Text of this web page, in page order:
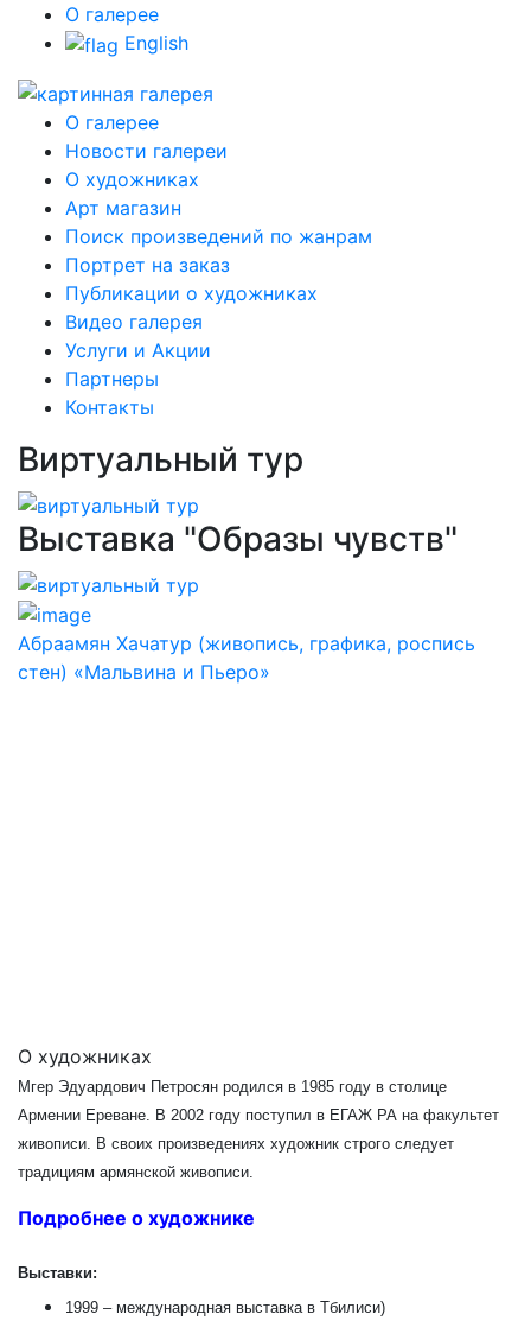
О галерее
English
О галерее
Новости галереи
О художниках
Арт магазин
Поиск произведений по жанрам
Портрет на заказ
Публикации о художниках
Видео галерея
Услуги и Акции
Партнеры
Контакты
Виртуальный тур
Выставка "Образы чувств"
Абраамян Хачатур (живопись, графика, роспись
стен) «Мальвина и Пьеро»
О художниках
Мгер Эдуардович Петросян родился в 1985 году в столице
Армении Ереване. В 2002 году поступил в ЕГАЖ РА на факультет
живописи. В своих произведениях художник строго следует
традициям армянской живописи.
Подробнее о художнике
Выставки:
1999 – международная выставка в Тбилиси)